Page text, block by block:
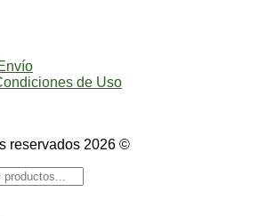
de Uso
reservados 2026 ©